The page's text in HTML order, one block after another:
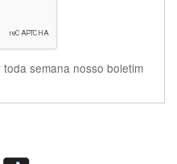
semana nosso boletim